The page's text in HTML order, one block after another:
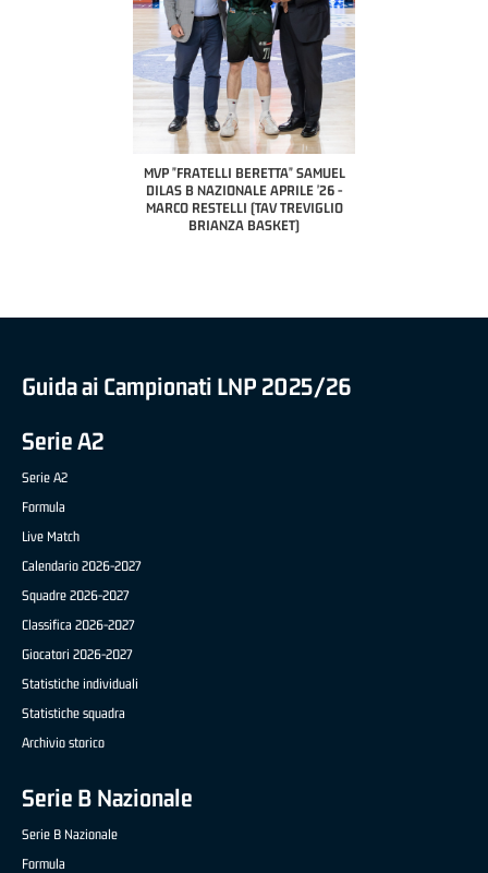
MVP "FRATELLI BERETTA" SAMUEL
DILAS B NAZIONALE APRILE '26 -
MARCO RESTELLI (TAV TREVIGLIO
BRIANZA BASKET)
Guida ai Campionati LNP 2025/26
Serie A2
Serie A2
Formula
Live Match
Calendario 2026-2027
Squadre 2026-2027
Classifica 2026-2027
Giocatori 2026-2027
Statistiche individuali
Statistiche squadra
Archivio storico
Serie B Nazionale
Serie B Nazionale
Formula